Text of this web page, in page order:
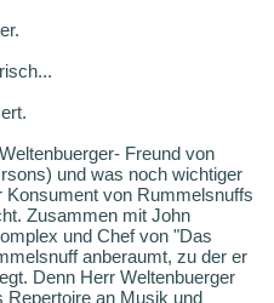
Freund von
und was noch wichtiger
von Rummelsnuffs
Zusammen mit John
und Chef von "Das
anberaumt, zu der er
Denn Herr Weltenbuerger
Repertoire an Musik und